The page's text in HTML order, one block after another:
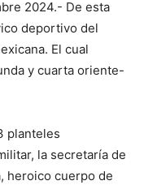
2024.- De esta
deportivo del
El cual
y cuarta oriente-
planteles
la secretaría de
heroico cuerpo de